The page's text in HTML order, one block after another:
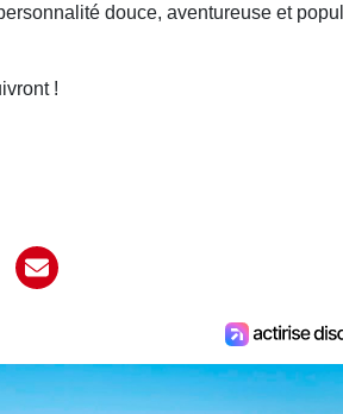
douce, aventureuse et
!